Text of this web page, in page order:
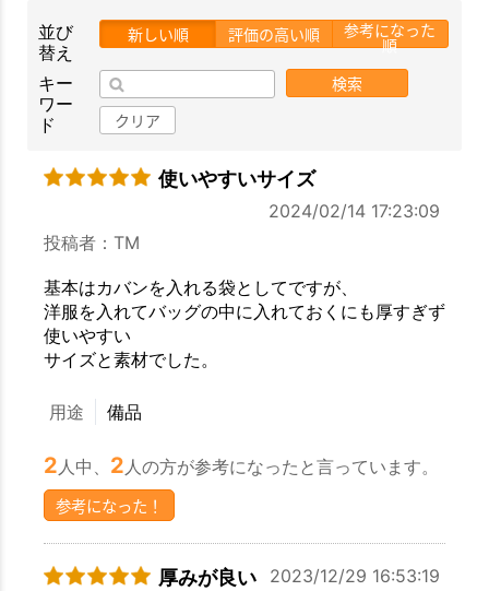
お買い物を続ける
並び
替え
新しい順 評価の高い順 参考になった
順
キー
ワー
ド
検索
クリア
使いやすいサイズ
2024/02/14 17:23:09
投稿者：TM
基本はカバンを入れる袋としてですが、
洋服を入れてバッグの中に入れておくにも厚すぎず
使いやすい
サイズと素材でした。
用途 備品
2 人中、 2 人の方が参考になったと言っています。
参考になった！
厚みが良い
2023/12/29 16:53:19